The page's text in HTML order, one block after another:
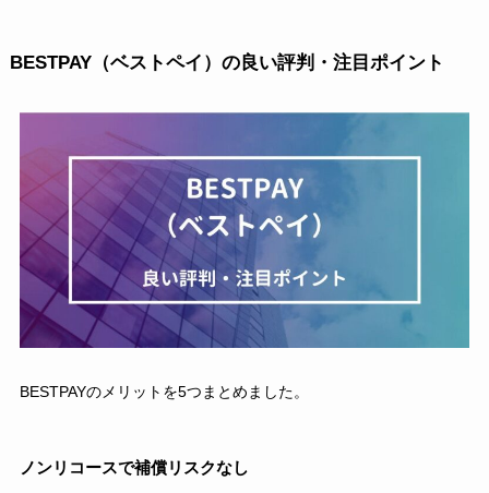
BESTPAY（ベストペイ）の良い評判・注目ポイント
BESTPAYのメリットを5つまとめました。
ノンリコースで補償リスクなし